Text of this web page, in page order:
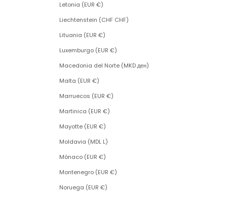
Letonia (EUR €)
Liechtenstein (CHF CHF)
Lituania (EUR €)
Luxemburgo (EUR €)
Macedonia del Norte (MKD ден)
Malta (EUR €)
Marruecos (EUR €)
Martinica (EUR €)
Mayotte (EUR €)
Moldavia (MDL L)
Mónaco (EUR €)
Montenegro (EUR €)
Noruega (EUR €)